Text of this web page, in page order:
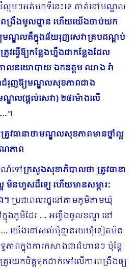
មមៗអត់មកទីនេះទេ គាត់នៅមណ្ឌល
ង្រឹងមូលដ្ឋាន ហើយយើងចាប់យក
មណ្ឌលគឺក្នុងន័យរុញសេវាគ្របដណ្តប់
វើឱ្យកន្លែងហ្នឹងជាកន្លែងដែល
ោលនយោបាយ ឯកឧត្តម ឈាង រ៉ា
រុញឱ្យមណ្ឌលសុខភាពជាង
ណ្ឌល(ផ្តល់សេវា) ២៤ម៉ោងលើ
។
ធានាថាមណ្ឌលសុខភាពមានថ្នាំល្អ
ណភាព
ណ៍ទៅក្រសួងសុខាភិបាលថា ត្រូវធានា
មិនហួសដឺឡេ ហើយមានសម្ភារៈ
។ ប្រជាពលរដ្ឋនៅតាមភូមិតាមឃុំ
ក្នុងភូមិដែរ … អញ្ចឹងចូលខណ្ឌ នៅ
យើងនៅសល់ប៉ុន្មានរយឃុំទៀតមិន
ាពក្នុងការកសាងជាជំហានៗ ប៉ុន្តែ
វយកចិត្តទុកដាក់ទៅលើការពង្រឹងឲ្យ